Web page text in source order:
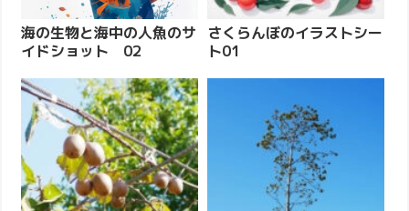
海の生物と海中の人魚のサ
イドショット 02
さくらんぼのイラストシー
ト01